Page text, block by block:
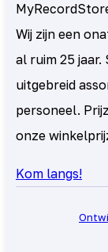
Wij zijn een
al ruim 25
uitgebreid
personeel.
onze
Kom langs!